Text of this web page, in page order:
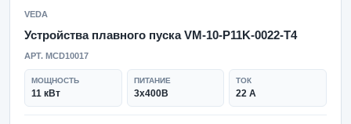
VEDA
Устройства плавного пуска VM-10-P11K-0022-T4
АРТ. MCD10017
МОЩНОСТЬ
11 кВт
ПИТАНИЕ
3x400В
ТОК
22 А